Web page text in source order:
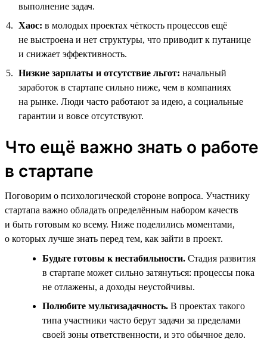
выполнение задач.
Хаос: в молодых проектах чёткость процессов ещё
не выстроена и нет структуры, что приводит к путанице
и снижает эффективность.
Низкие зарплаты и отсутствие льгот: начальный
заработок в стартапе сильно ниже, чем в компаниях
на рынке. Люди часто работают за идею, а социальные
гарантии и вовсе отсутствуют.
Что ещё важно знать о работе
в стартапе
Поговорим о психологической стороне вопроса. Участнику
стартапа важно обладать определённым набором качеств
и быть готовым ко всему. Ниже поделились моментами,
о которых лучше знать перед тем, как зайти в проект.
Будьте готовы к нестабильности. Стадия развития
в стартапе может сильно затянуться: процессы пока
не отлажены, а доходы неустойчивы.
Полюбите мультизадачность. В проектах такого
типа участники часто берут задачи за пределами
своей зоны ответственности, и это обычное дело.